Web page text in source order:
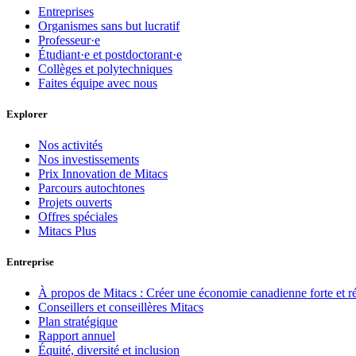
Entreprises
Organismes sans but lucratif
Professeur·e
Étudiant·e et postdoctorant·e
Collèges et polytechniques
Faites équipe avec nous
Explorer
Nos activités
Nos investissements
Prix Innovation de Mitacs
Parcours autochtones
Projets ouverts
Offres spéciales
Mitacs Plus
Entreprise
À propos de Mitacs : Créer une économie canadienne forte et
Conseillers et conseillères Mitacs
Plan stratégique
Rapport annuel
Équité, diversité et inclusion